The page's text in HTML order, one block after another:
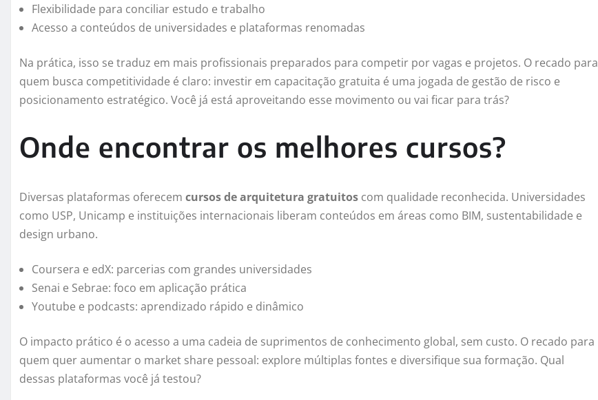
Flexibilidade para conciliar estudo e trabalho
Acesso a conteúdos de universidades e plataformas renomadas
Na prática, isso se traduz em mais profissionais preparados para competir por vagas e projetos. O recado para
quem busca competitividade é claro: investir em capacitação gratuita é uma jogada de gestão de risco e
posicionamento estratégico. Você já está aproveitando esse movimento ou vai ficar para trás?
Onde encontrar os melhores cursos?
Diversas plataformas oferecem cursos de arquitetura gratuitos com qualidade reconhecida. Universidades
como USP, Unicamp e instituições internacionais liberam conteúdos em áreas como BIM, sustentabilidade e
design urbano.
Coursera e edX: parcerias com grandes universidades
Senai e Sebrae: foco em aplicação prática
Youtube e podcasts: aprendizado rápido e dinâmico
O impacto prático é o acesso a uma cadeia de suprimentos de conhecimento global, sem custo. O recado para
quem quer aumentar o market share pessoal: explore múltiplas fontes e diversifique sua formação. Qual
dessas plataformas você já testou?